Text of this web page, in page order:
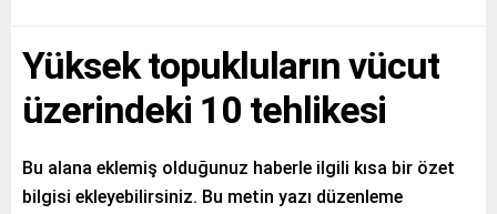
Yüksek topukluların vücut
üzerindeki 10 tehlikesi
Bu alana eklemiş olduğunuz haberle ilgili kısa bir özet
bilgisi ekleyebilirsiniz. Bu metin yazı düzenleme